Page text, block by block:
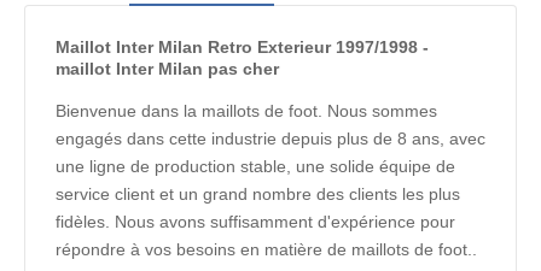
Maillot Inter Milan Retro Exterieur 1997/1998 -
maillot Inter Milan pas cher
Bienvenue dans la maillots de foot. Nous sommes
engagés dans cette industrie depuis plus de 8 ans, avec
une ligne de production stable, une solide équipe de
service client et un grand nombre des clients les plus
fidèles. Nous avons suffisamment d'expérience pour
répondre à vos besoins en matière de maillots de foot..